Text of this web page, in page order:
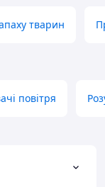
тварин
повітря